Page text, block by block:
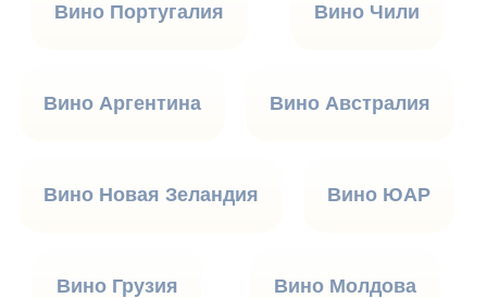
Вино Португалия Вино Чили
Вино Аргентина Вино Австралия
Вино Новая Зеландия Вино ЮАР
Вино Грузия Вино Молдова